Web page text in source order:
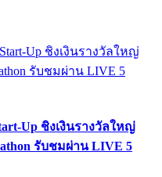
Up ชิงเงินรางวัลใหญ่
รับชมผ่าน LIVE 5